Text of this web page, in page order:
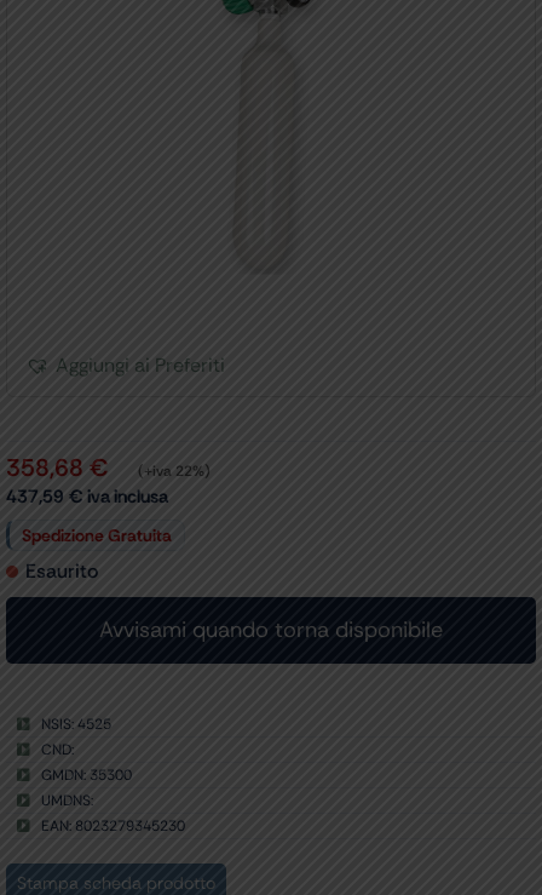
Aggiungi ai Preferiti
358,68 € (+iva 22%)
437,59 € iva inclusa
Spedizione Gratuita
Esaurito
NSIS: 4525
CND:
GMDN: 35300
UMDNS:
EAN: 8023279345230
Stampa scheda prodotto